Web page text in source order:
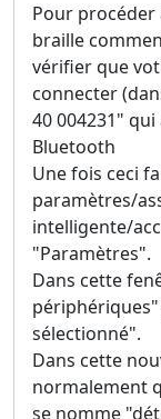
Pour
braille
vérifier que
connecter
40 004231"
Bluetooth
Une fois ceci
paramètres/
intelligente/
"Paramètres".
Dans cette
sélectionné".
Dans cette
normalement
se nomme